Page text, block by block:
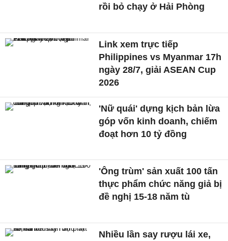
rồi bỏ chạy ở Hải Phòng
Link xem trực tiếp
Philippines vs Myanmar 17h
ngày 28/7, giải ASEAN Cup
2026
'Nữ quái' dựng kịch bản lừa
góp vốn kinh doanh, chiếm
đoạt hơn 10 tỷ đồng
'Ông trùm' sản xuất 100 tấn
thực phẩm chức năng giả bị
đề nghị 15-18 năm tù
Nhiều lần say rượu lái xe,